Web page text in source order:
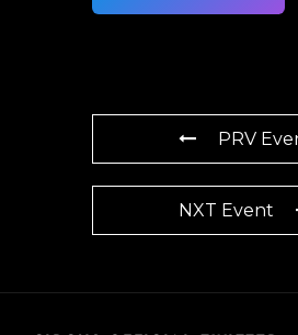
PRV
NXT Event